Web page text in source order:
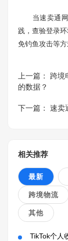
当速卖通网
践，查验登录
免钓鱼攻击等方
上一篇：
跨境
的数据？
下一篇： 速卖
相关推荐
最新
跨境物流
其他
TikTok个人